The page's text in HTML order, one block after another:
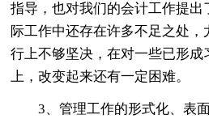
指导，也对我们的会计工作提
际工作中还存在许多不足之处
行上不够坚决，在对一些已形成
上，改变起来还有一定困难。
3、管理工作的形式化、表